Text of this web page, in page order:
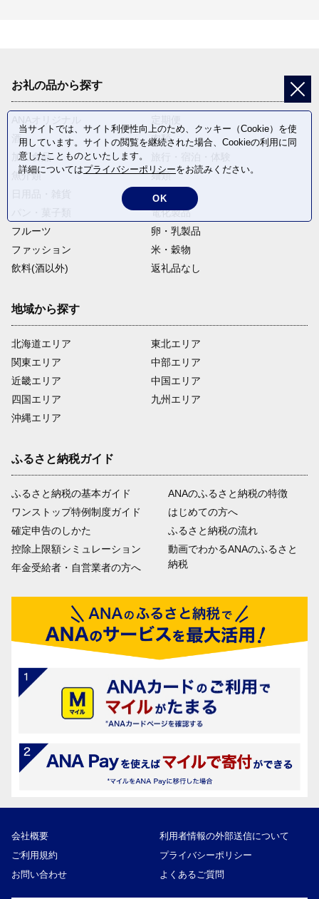
お礼の品から探す
酒
肉類
加工食品
魚介類
麺類
野菜
電化製品
フルーツ
卵・乳製品
ファッション
米・穀物
飲料(酒以外)
返礼品なし
地域から探す
北海道エリア
関東エリア
近畿エリア
四国エリア
沖縄エリア
東北エリア
中部エリア
中国エリア
九州エリア
ふるさと納税ガイド
ふるさと納税の基本ガイド
ワンストップ特例制度ガイド
確定申告のしかた
控除上限額シミュレーション
年金受給者・自営業者の方へ
ANAのふるさと納税の特徴
はじめての方へ
ふるさと納税の流れ
動画でわかるANAのふるさと
納税
会社概要
利用者情報の外部送信について
ご利用規約
プライバシーポリシー
お問い合わせ
よくあるご質問
当サイトでは、サイト利便性向上のため、クッキー（Cookie）を使
用しています。サイトの閲覧を継続された場合、Cookieの利用に同
意したことものといたします。
詳細についてはプライバシーポリシーをお読みください。
OK